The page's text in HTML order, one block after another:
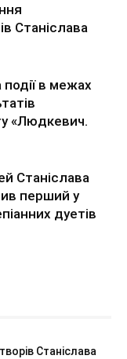
Станіслава
в межах
«Людкевич.
Станіслава
перший у
дуетів
Станіслава